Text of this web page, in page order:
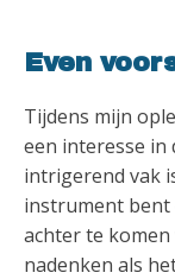
Even
Tijdens mijn
een interesse in
intrigerend vak
instrument bent
achter te komen
nadenken als